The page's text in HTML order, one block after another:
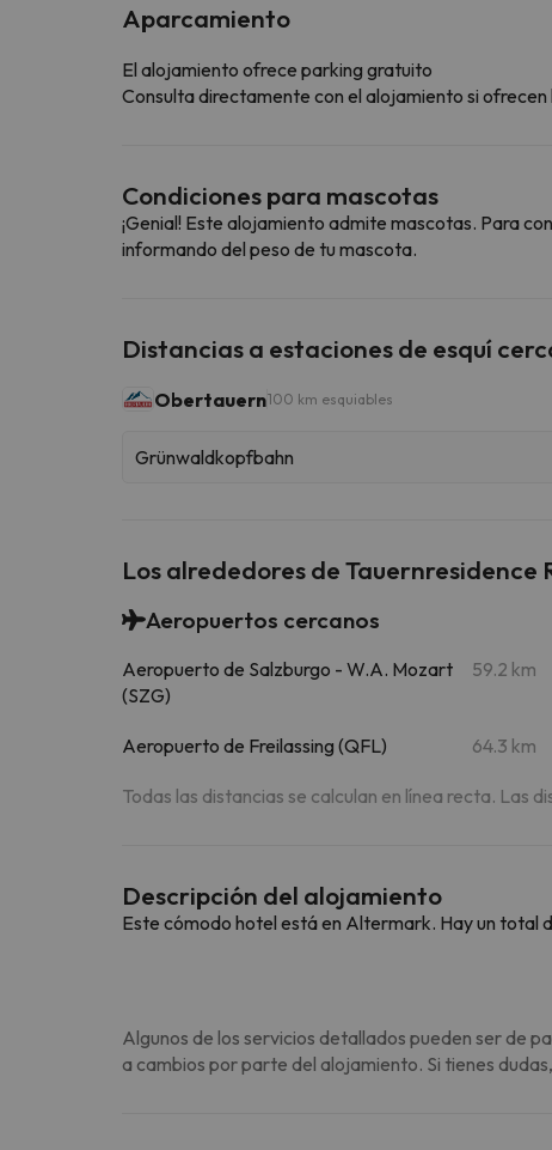
Aparcamiento
El alojamiento ofrece parking gratuito
Consulta directamente con el alojamiento si
Condiciones para mascotas
¡Genial! Este alojamiento admite mascotas. Para
informando del peso de tu mascota.
Distancias a estaciones de esquí
Obertauern100 km esquiables
Grünwaldkopfbahn
Los alrededores de Tauernresidence
Aeropuertos cercanos
Aeropuerto de Salzburgo - W.A. Mozart
(SZG)
59.2 km
Aeropuerto de Freilassing (QFL) 64.3 km
Todas las distancias se calculan en línea recta. Las
Descripción del alojamiento
Este cómodo hotel está en Altermark. Hay un total
Algunos de los servicios detallados pueden ser de
a cambios por parte del alojamiento. Si tienes